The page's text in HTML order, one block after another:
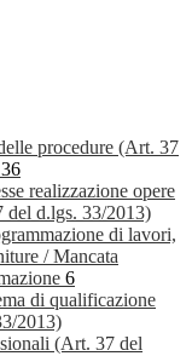
procedure (Art. 37
36
realizzazione opere
d.lgs. 33/2013)
di lavori,
/ Mancata
6
di qualificazione
2013)
(Art. 37 del